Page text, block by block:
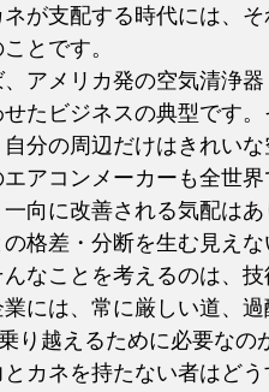
が支配する時代には、
とです。
アメリカ発の空気清浄
せたビジネスの典型です
分の周辺だけはきれい
アコンメーカーも全世
向に改善される気配は
格差・分断を生む見え
なことを考えるのは、
業には、常に厳しい道、
乗り越えるために必要な
カネを持たない者はど